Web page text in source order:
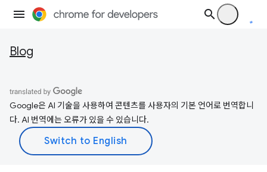
Blog
Google은 AI 기술을 사용하여 콘텐츠를 사용자의 기본 언어로 번역합니
다. AI 번역에는 오류가 있을 수 있습니다.